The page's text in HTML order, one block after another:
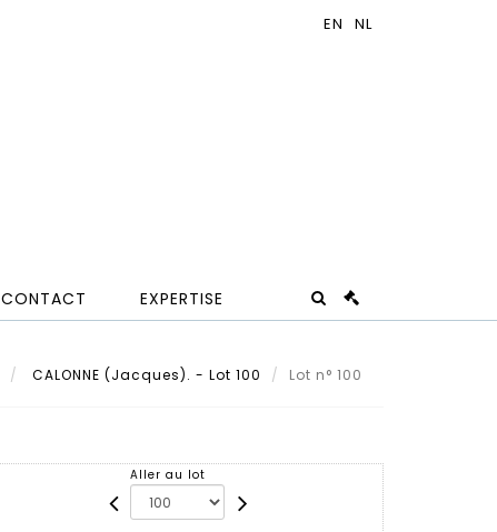
CONTACT EXPERTISE
CALONNE (Jacques). - Lot 100 Lot n° 100
Aller au lot